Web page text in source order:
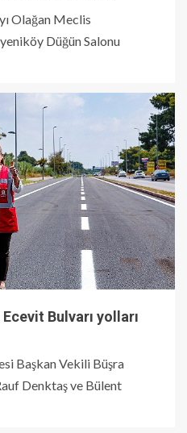
Olağan Meclis
Düğün Salonu
Bulvarı yolları
Başkan Vekili Büşra
Denktaş ve Bülent